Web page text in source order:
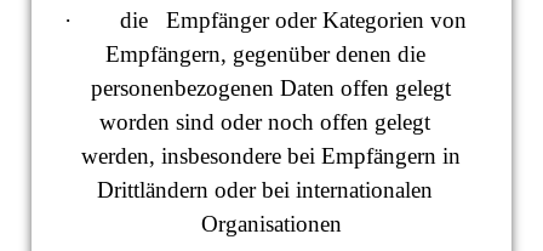
· die Empfänger oder Kategorien von
Empfängern, gegenüber denen die
personenbezogenen Daten offen gelegt
worden sind oder noch offen gelegt
werden, insbesondere bei Empfängern in
Drittländern oder bei internationalen
Organisationen